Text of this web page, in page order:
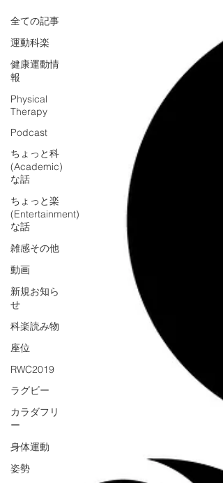
全ての記事
運動科楽
健康運動情
報
Physical
Therapy
Podcast
ちょっと科
(Academic)
な話
ちょっと楽
(Entertainment)
な話
雑感その他
動画
新規お知ら
せ
科楽読み物
座位
RWC2019
ラグビー
カラダフリ
ー
身体運動
姿勢